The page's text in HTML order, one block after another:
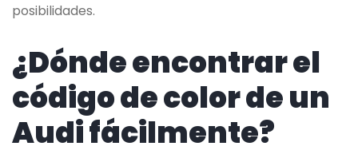
posibilidades.
¿Dónde encontrar el
código de color de un
Audi fácilmente?